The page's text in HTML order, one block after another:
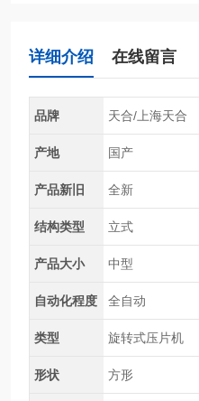
详细介绍 在线留言
品牌 天合/上海天合
产地 国产
产品新旧 全新
结构类型 立式
产品大小 中型
自动化程度 全自动
类型 旋转式压片机
形状 方形